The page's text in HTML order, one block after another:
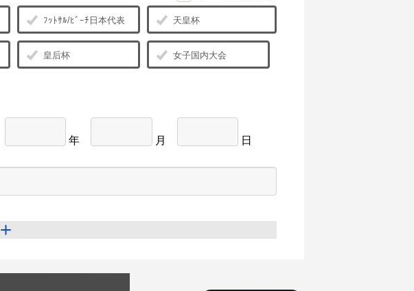
ﾌｯﾄｻﾙ/ﾋﾞｰﾁ日本代表 天皇杯
皇后杯 女子国内大会
年 月 日